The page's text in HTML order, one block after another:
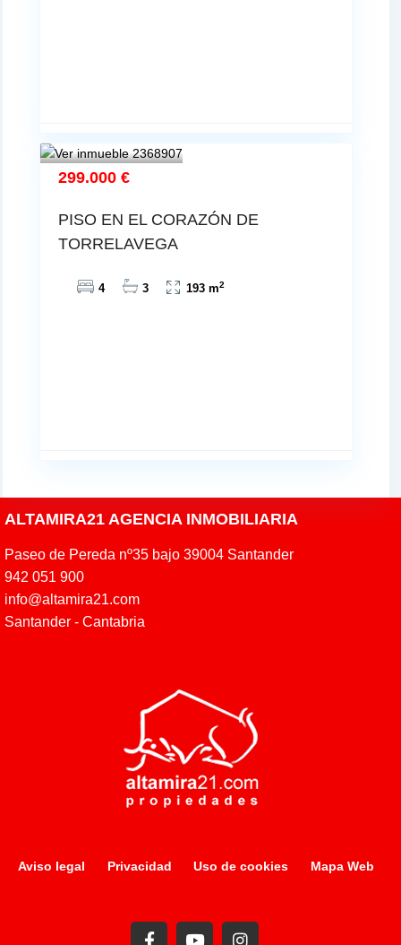
299.000 €
PISO EN EL CORAZÓN DE
TORRELAVEGA
4 3 193 m2
ALTAMIRA21 AGENCIA INMOBILIARIA
Paseo de Pereda nº35 bajo 39004 Santander
942 051 900
info@altamira21.com
Santander - Cantabria
Aviso legal Privacidad Uso de cookies Mapa Web